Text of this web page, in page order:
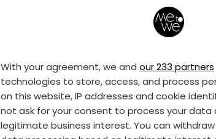
With your agreement, we and our 233 partners
technologies to store, access, and process
on this website, IP addresses and cookie
not ask for your consent to process your data
legitimate business interest. You can